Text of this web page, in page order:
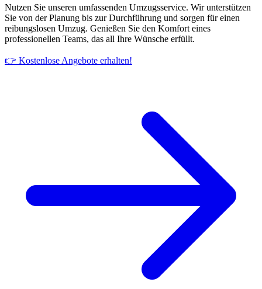
Nutzen Sie unseren umfassenden Umzugsservice. Wir unterstützen
Sie von der Planung bis zur Durchführung und sorgen für einen
reibungslosen Umzug. Genießen Sie den Komfort eines
professionellen Teams, das all Ihre Wünsche erfüllt.
👉 Kostenlose Angebote erhalten!